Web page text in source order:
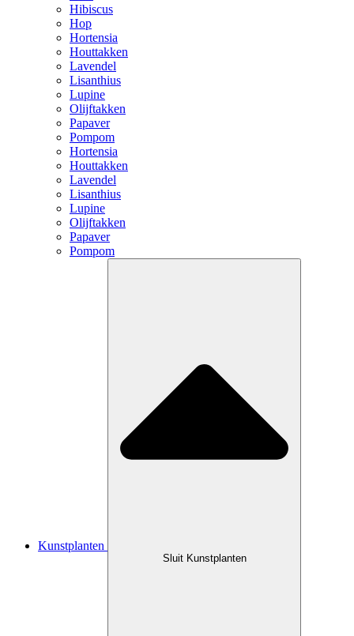
Hibiscus
Hop
Hortensia
Houttakken
Lavendel
Lisanthius
Lupine
Olijftakken
Papaver
Pompom
Hortensia
Houttakken
Lavendel
Lisanthius
Lupine
Olijftakken
Papaver
Pompom
Kunstplanten
Sluit Kunstplanten